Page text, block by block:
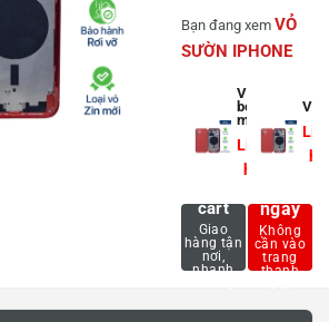
Bạn đang xem VỎ
SƯỜN IPHONE
Vỏ
bóc
máy
Liên
hệ
Vỏ
hệ
cart
ngay